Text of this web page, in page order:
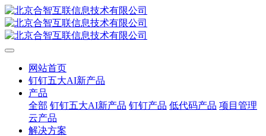
网站首页
钉钉五大AI新产品
产品
全部 钉钉五大AI新产品 钉钉产品 低代码产品 项目管理
云产品
解决方案